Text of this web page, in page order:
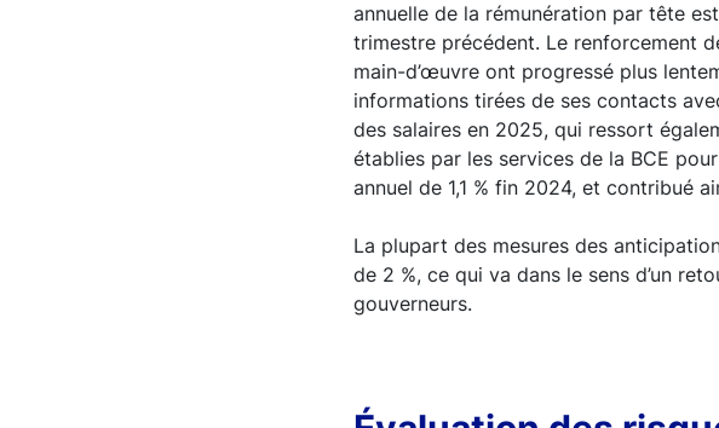
annuelle de la rémunération par tête
trimestre précédent. Le renforcement
main-d’œuvre ont progressé plus
informations tirées de ses contacts
des salaires en 2025, qui ressort
établies par les services de la BCE
annuel de 1,1 % fin 2024, et contribué
La plupart des mesures des
de 2 %, ce qui va dans le sens d’un
gouverneurs.